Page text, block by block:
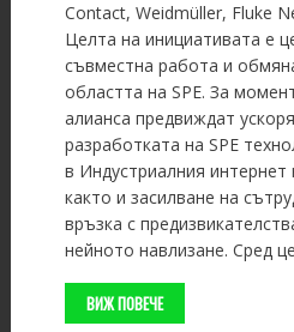
Contact, Weidmüller, Fluke
Целта на инициативата е
съвместна работа и
областта на SPE. За
алианса предвиждат
разработката на SPE
в Индустриалния
както и засилване на
връзка с
нейното навлизане. Сред
ВИЖ ПОВЕЧЕ